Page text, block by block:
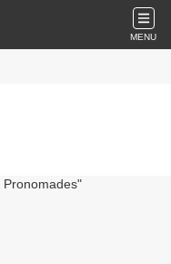
MENU